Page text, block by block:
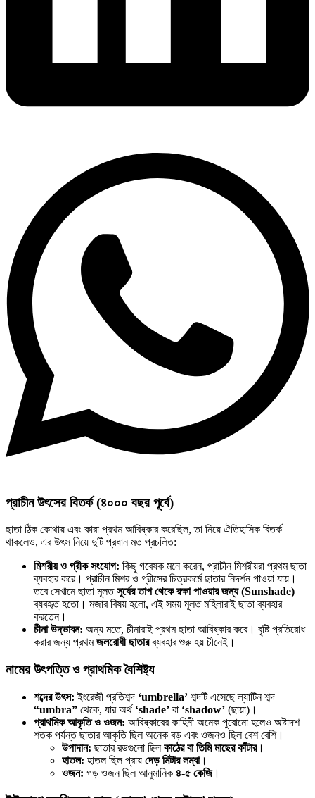
প্রাচীন উৎসের বিতর্ক (৪০০০ বছর পূর্বে)
ছাতা ঠিক কোথায় এবং কারা প্রথম আবিষ্কার করেছিল, তা নিয়ে ঐতিহাসিক বিতর্ক
থাকলেও, এর উৎস নিয়ে দুটি প্রধান মত প্রচলিত:
মিশরীয় ও গ্রীক সংযোগ: কিছু গবেষক মনে করেন, প্রাচীন মিশরীয়রা প্রথম ছাতা
ব্যবহার করে। প্রাচীন মিশর ও গ্রীসের চিত্রকর্মে ছাতার নিদর্শন পাওয়া যায়।
তবে সেখানে ছাতা মূলতসূর্যের তাপ থেকে রক্ষা পাওয়ার জন্য (Sunshade)
ব্যবহৃত হতো। মজার বিষয় হলো, এই সময় মূলত মহিলারাই ছাতা ব্যবহার
করতেন।
চীনা উদ্ভাবন: অন্য মতে, চীনারাই প্রথম ছাতা আবিষ্কার করে। বৃষ্টি প্রতিরোধ
করার জন্য প্রথমজলরোধী ছাতারব্যবহার শুরু হয় চীনেই।
নামের উৎপত্তি ও প্রাথমিক বৈশিষ্ট্য
শব্দের উৎস: ইংরেজী প্রতিশব্দ ‘umbrella’ শব্দটি এসেছে ল্যাটিন শব্দ
“umbra” থেকে, যার অর্থ ‘shade’ বা ‘shadow’ (ছায়া)।
প্রাথমিক আকৃতি ও ওজন: আবিষ্কারের কাহিনী অনেক পুরোনো হলেও অষ্টাদশ
শতক পর্যন্ত ছাতার আকৃতি ছিল অনেক বড় এবং ওজনও ছিল বেশ বেশি।
উপাদান: ছাতার রডগুলো ছিলকাঠের বা তিমি মাছের কাঁটার।
হাতল: হাতল ছিল প্রায় দেড় মিটার লম্বা।
ওজন: গড় ওজন ছিল আনুমানিক ৪-৫ কেজি।